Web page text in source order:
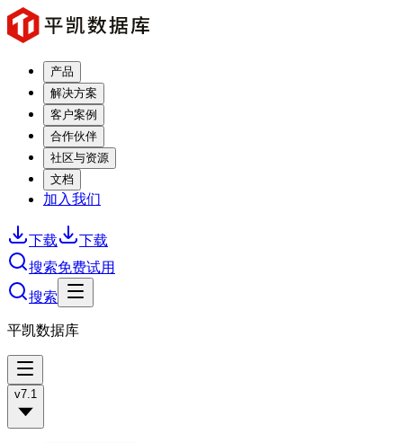
产品
解决方案
客户案例
合作伙伴
社区与资源
文档
加入我们
下载
下载
搜索免费试用
搜索
平凯数据库
v7.1